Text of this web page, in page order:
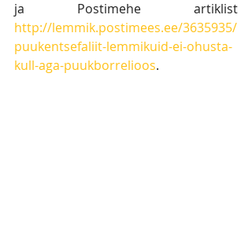
http://lemmik.postimees.ee/3635935/
puukentsefaliit-lemmikuid-ei-ohusta-
kull-aga-puukborrelioos.